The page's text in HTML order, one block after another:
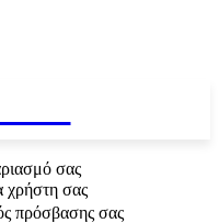
σας
χρήστη σας
πρόσβασης σας